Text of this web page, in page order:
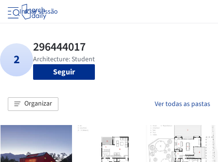
Iniciar sessão
Seguir
Organizar Ver todas as pastas